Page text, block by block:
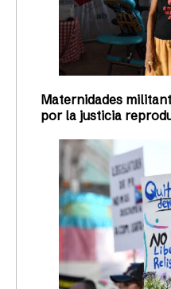
Maternidades
por la justicia